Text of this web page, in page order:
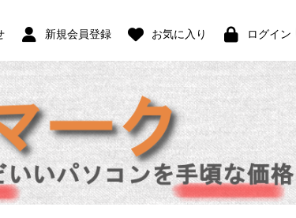
新規会員登録 お気に入り ログイン